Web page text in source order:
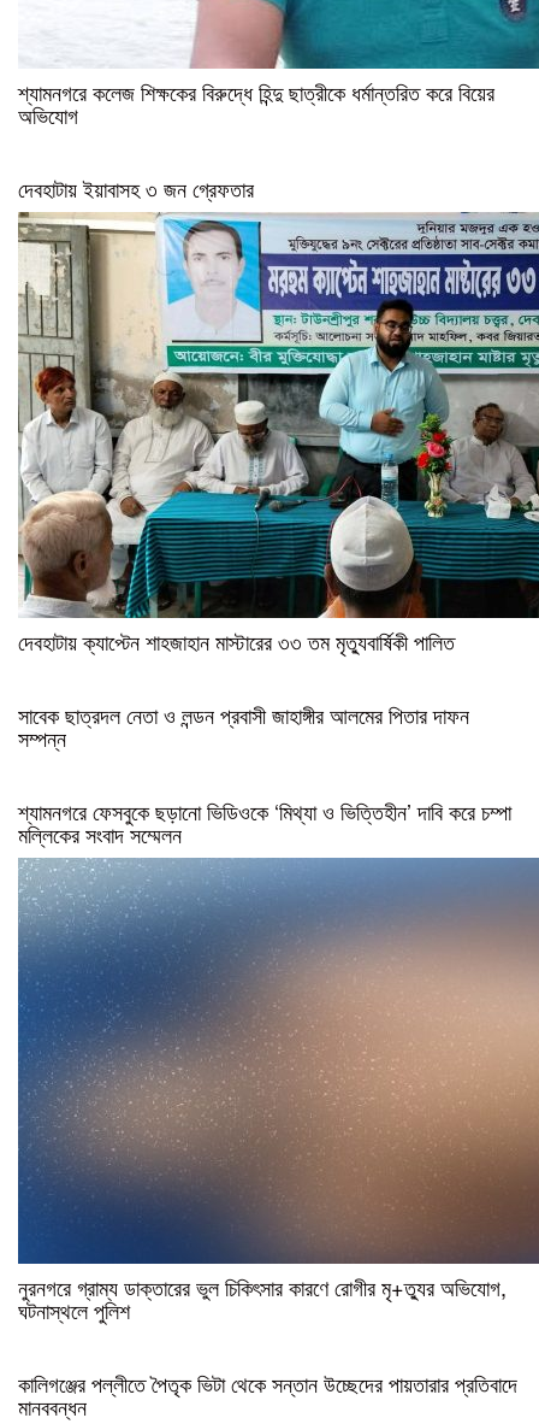
শ্যামনগরে কলেজ শিক্ষকের বিরুদ্ধে হিন্দু ছাত্রীকে ধর্মান্তরিত করে বিয়ের
অভিযোগ
দেবহাটায় ইয়াবাসহ ৩ জন গ্রেফতার
দেবহাটায় ক্যাপ্টেন শাহজাহান মাস্টারের ৩৩ তম মৃত্যুবার্ষিকী পালিত
সাবেক ছাত্রদল নেতা ও লন্ডন প্রবাসী জাহাঙ্গীর আলমের পিতার দাফন
সম্পন্ন
শ্যামনগরে ফেসবুকে ছড়ানো ভিডিওকে ‘মিথ্যা ও ভিত্তিহীন’ দাবি করে চম্পা
মল্লিকের সংবাদ সম্মেলন
নুরনগরে গ্রাম্য ডাক্তারের ভুল চিকিৎসার কারণে রোগীর মৃ+ত্যুর অভিযোগ,
ঘটনাস্থলে পুলিশ
কালিগঞ্জের পল্লীতে পৈতৃক ভিটা থেকে সন্তান উচ্ছেদের পায়তারার প্রতিবাদে
মানববন্ধন